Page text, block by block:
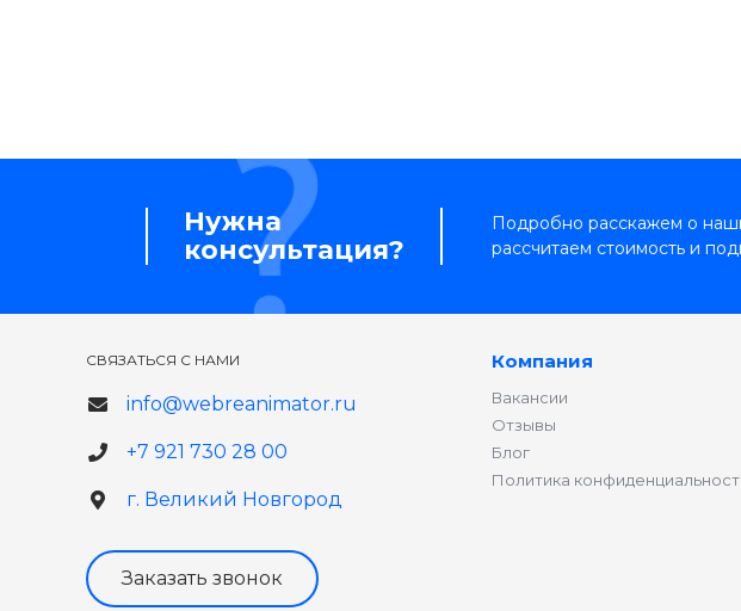
Нужна
консультация?
Подробно расскажем о
рассчитаем стоимость и
СВЯЗАТЬСЯ С НАМИ
info@webreanimator.ru
+7 921 730 28 00
г. Великий Новгород
Компания
Вакансии
Отзывы
Блог
Политика
Заказать звонок